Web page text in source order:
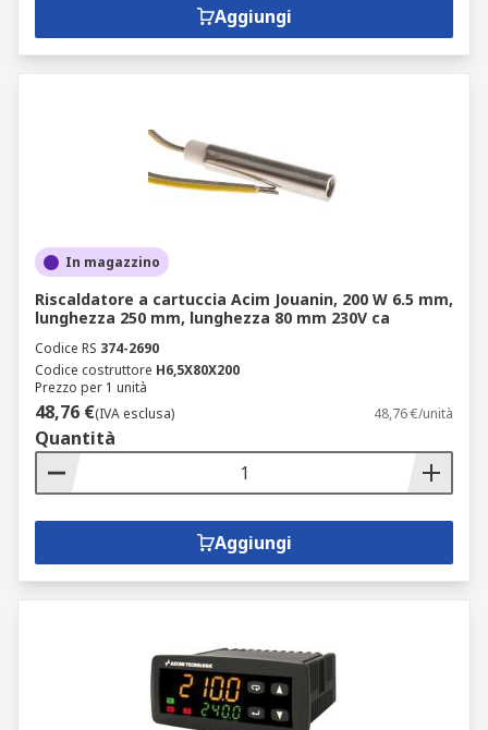
Aggiungi
In magazzino
Riscaldatore a cartuccia Acim Jouanin, 200 W 6.5 mm,
lunghezza 250 mm, lunghezza 80 mm 230V ca
Codice RS 374-2690
Codice costruttore H6,5X80X200
Prezzo per 1 unità
48,76 €(IVA esclusa) 48,76 €/unità
Quantità
Aggiungi